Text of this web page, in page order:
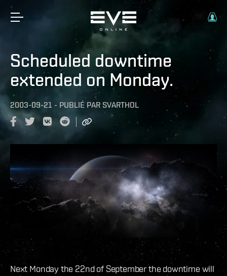
Scheduled downtime
extended on Monday.
2003-09-21 - PUBLIÉ PAR SVARTHOL
Next Monday the 22nd of September the downtime will